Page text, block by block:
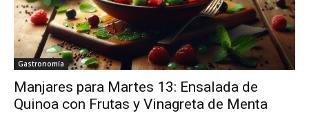
Gastronomía
Manjares para Martes 13: Ensalada de
Quinoa con Frutas y Vinagreta de Menta